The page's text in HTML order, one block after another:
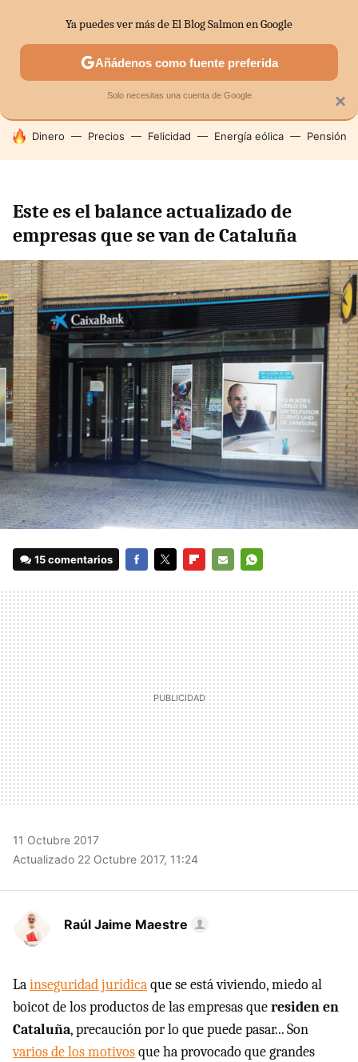
SECTORES ECONOMÍA DOMÉSTICA MERCADOS
HOY SE HABLA DE
Dinero Precios Felicidad Energía eólica Pensión
Este es el balance actualizado de
empresas que se van de Cataluña
15 comentarios
MAIL
11 Octubre 2017
Actualizado 22 Octubre 2017, 11:24
Raúl Jaime Maestre
Lainseguridad jurídicaque se está viviendo, miedo al
boicot de los productos de las empresas queresiden en
Cataluña, precaución por lo que puede pasar... Son
varios de los motivosque ha provocado que grandes
×
Ya puedes ver más de El Blog Salmon en Google
Añádenos como fuente preferida
Solo necesitas una cuenta de Google